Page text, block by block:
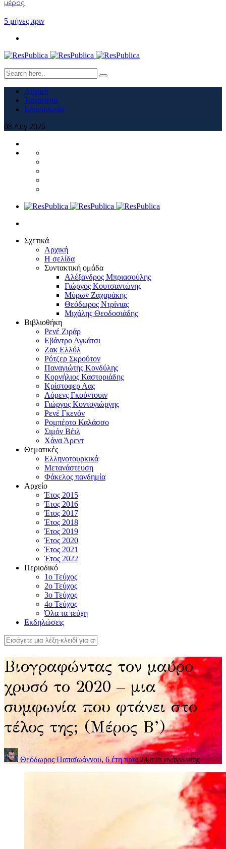
μέρος
5 μήνες πριν
Αρχική
Ταυτότητα
Επικοινωνία
08 Αυγ 2026
Σχετικά
Αρχική
Η σελίδα
Συντακτική ομάδα
Αλέξανδρος Μπριασούλης
Γιώργος Κουτσαντώνης
Μύρων Ζαχαράκης
Θεόδωρος Ντρίνιας
Μιχάλης Θεοδοσιάδης
Βιβλιοθήκη
Ρενέ Ζιράρ
Εβάντρο Αγκάτσι
Ζακ Ελλύλ
Ρότζερ Σκρούτον
Παναγιώτης Κονδύλης
Κορνήλιος Καστοριάδης
Κρίστοφερ Λας
Λόρενς Γκούντουιν
Γιώργος Κοντογιώργης
Ρενέ Γκενόν
Ρομπέρτο Καλάσσο
Σιμόν Βέιλ
Χάνα Άρεντ
Θεματικές
Ελληνοτουρκικά
Μετανάστευση
Φάκελος πανδημία
Αρχείο
Έτος 2015
Έτος 2016
Έτος 2017
Έτος 2018
Έτος 2019
Έτος 2020
Έτος 2021
Έτος 2022
Περιοδικό
1ο Τεύχος
2ο Τεύχος
3ο Τεύχος
4o Τεύχος
Όλα τα τεύχη
Εκδηλώσεις
Βιογραφώντας τον μαύρο
χρυσό το 2020 – μια
συμφωνία που φτάνει στο
τέλος της; (Μέρος Β’)
Θεόδωρος Παπαϊωάννου,6 έτη πριν24 min ανάγνωσης